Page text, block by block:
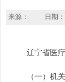
来源： 日期
辽宁省医疗
（一）机关